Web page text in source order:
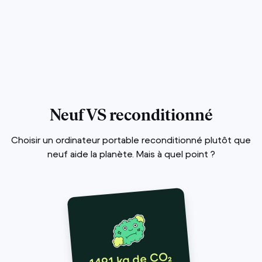
Neuf VS reconditionné
Choisir un ordinateur portable reconditionné plutôt que
neuf aide la planète. Mais à quel point ?